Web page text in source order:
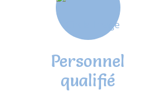
Personnel
qualifié